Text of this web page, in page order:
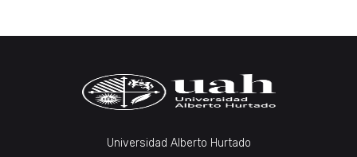
Universidad Alberto Hurtado